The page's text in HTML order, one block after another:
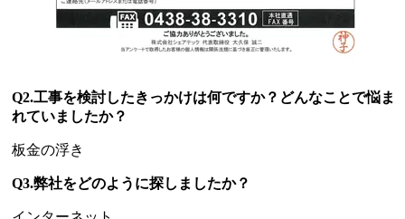
Q2.工事を検討したきっかけは何ですか？どんなことで悩ま
れていましたか？
板金の浮き
Q3.弊社をどのように探しましたか？